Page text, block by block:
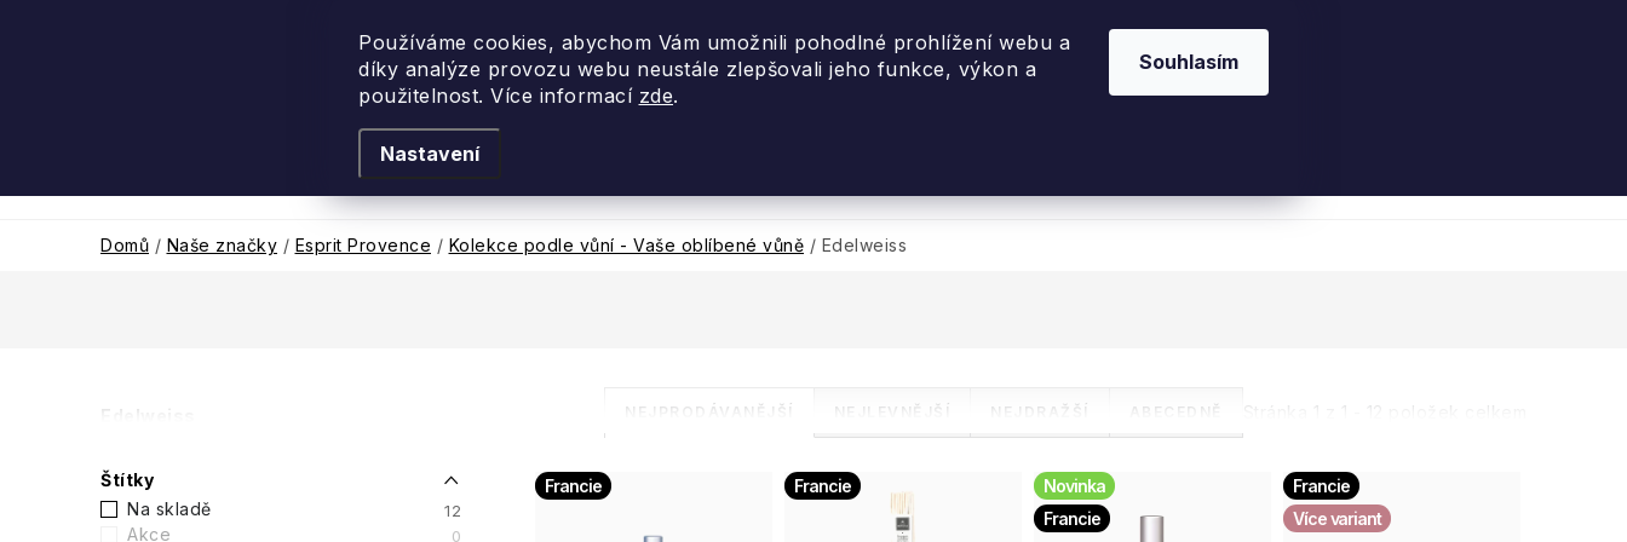
Používáme cookies, abychom Vám umožnili pohodlné prohlížení webu a
díky analýze provozu webu neustále zlepšovali jeho funkce, výkon a
použitelnost. Více informací zde.
Nastavení
Souhlasím
Podle vůně
Domů / Naše značky / Esprit Provence / Kolekce podle vůní - Vaše oblíbené vůně / Edelweiss
P
o
s
Edelweiss
Štítky
Na skladě
12
Akce 0
Stránka 1 1 12 položek celkem
Ř
a
z
NEJPRODÁVANĚJŠÍ NEJLEVNĚJŠÍ NEJDRAŽŠÍ ABECEDNĚ
VFrancie Francie
Novinka
Francie
Francie
Více variant